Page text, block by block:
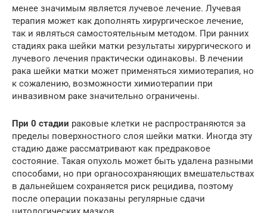
менее значимым является лучевое лечение. Лучевая
терапия может как дополнять хирургическое лечение,
так и являться самостоятельным методом. При ранних
стадиях рака шейки матки результаты хирургического и
лучевого лечения практически одинаковы. В лечении
рака шейки матки может применяться химиотерапия, но
к сожалению, возможности химиотерапии при
инвазивном раке значительно ограничены.
При 0 стадии раковые клетки не распространяются за
пределы поверхностного слоя шейки матки. Иногда эту
стадию даже рассматривают как предраковое
состояние. Такая опухоль может быть удалена разными
способами, но при органосохраняющих вмешательствах
в дальнейшем сохраняется риск рецидива, поэтому
после операции показаны регулярные сдачи